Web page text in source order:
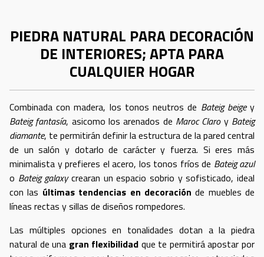
PIEDRA NATURAL PARA DECORACIÓN
DE INTERIORES; APTA PARA
CUALQUIER HOGAR
Combinada con madera, los tonos neutros de Bateig beigey
Bateig fantasía, asicomo los arenados de Maroc Claroy Bateig
diamante, te permitirán definir la estructura de la pared central
de un salón y dotarlo de carácter y fuerza. Si eres más
minimalista y prefieres el acero, los tonos fríos de Bateig azul
o Bateig galaxycrearan un espacio sobrio y sofisticado, ideal
con las últimas tendencias en decoración de muebles de
líneas rectas y sillas de diseños rompedores.
Las múltiples opciones en tonalidades dotan a la piedra
natural de una gran flexibilidad que te permitirá apostar por